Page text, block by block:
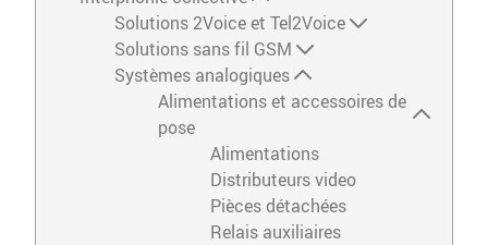
Solutions 2Voice et Tel2Voice
Solutions sans fil GSM
Systèmes analogiques
Alimentations et accessoires de
pose
Alimentations
Distributeurs video
Pièces détachées
Relais auxiliaires